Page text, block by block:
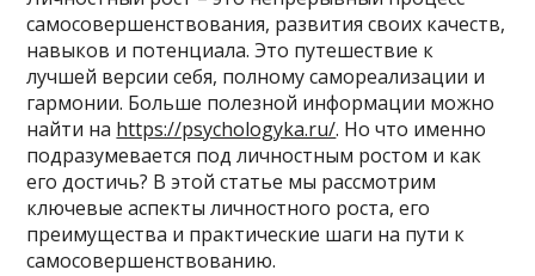
самосовершенствования, развития своих качеств,
навыков и потенциала. Это путешествие к
лучшей версии себя, полному самореализации и
гармонии. Больше полезной информации можно
найти на https://psychologyka.ru/. Но что именно
подразумевается под личностным ростом и как
его достичь? В этой статье мы рассмотрим
ключевые аспекты личностного роста, его
преимущества и практические шаги на пути к
самосовершенствованию.